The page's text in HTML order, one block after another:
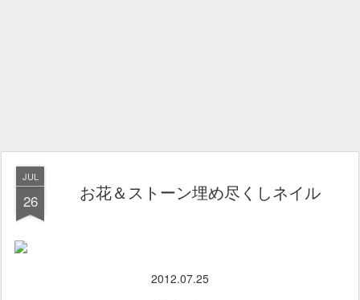
JUL
26 お花＆ストーン埋め尽くしネイル
2012.07.25